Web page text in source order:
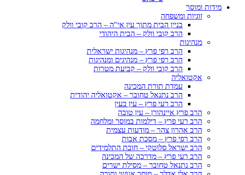
מידות ומוסר
זוגיות ומשפחה
בניין הבית מתוך עין אי"ה – הרב קובי וולק
הרב קובי וולק – הבית היהודי
מנהיגות
הרב רפי פרץ – מנהיגות ישראלית
הרב רפי פרץ – מנהיגים ומנהיגות
הרב קובי וולק – קביעת מטרות
אקטואליה
עמדת תורת המכינה
הרב נתנאל טחובר – אקטואליה יהודית
הרב רעי פרץ – עין בעין
הרב פרץ איינהורן – עין טובה
הרב רעי פרץ – דילמות במוסר ומלחמה
הרב אהרון צהר – מודעות עצמית
הרב רפי פרץ – מסכת אבות
הרב ישראל סלוטקי – חובת התלמידים
הרב רעי פרץ – מדרכה של המכינה
הרב נתנאל טחובר – מסילת ישרים